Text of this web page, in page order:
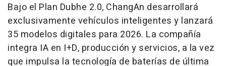
Bajo el Plan Dubhe 2.0, ChangAn desarrollará
exclusivamente vehículos inteligentes y lanzará
35 modelos digitales para 2026. La compañía
integra IA en I+D, producción y servicios, a la vez
que impulsa la tecnología de baterías de última